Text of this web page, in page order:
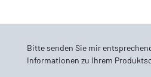
Bitte senden Sie mir
Informationen zu Ihrem